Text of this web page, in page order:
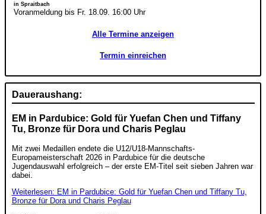
in Spraitbach
Voranmeldung bis Fr. 18.09. 16:00 Uhr
Alle Termine anzeigen
Termin einreichen
Daueraushang:
EM in Pardubice: Gold für Yuefan Chen und Tiffany
Tu, Bronze für Dora und Charis Peglau
Mit zwei Medaillen endete die U12/U18-Mannschafts-
Europameisterschaft 2026 in Pardubice für die deutsche
Jugendauswahl erfolgreich – der erste EM-Titel seit sieben Jahren war
dabei.
Weiterlesen: EM in Pardubice: Gold für Yuefan Chen und Tiffany Tu,
Bronze für Dora und Charis Peglau